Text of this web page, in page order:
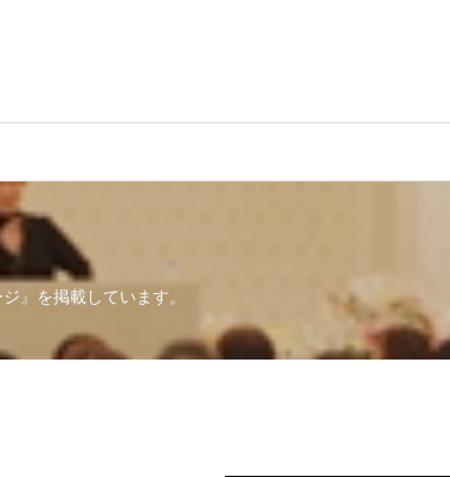
』を掲載しています。